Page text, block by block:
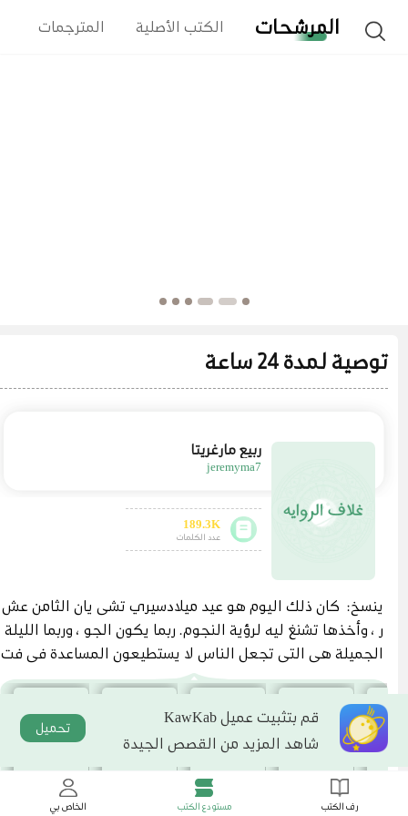
المترجمات الكتب الأصلية المرشحات
توصية لمدة 24 ساعة
ربيع مارغريتا
jeremyma7
189.3K
عدد الكلمات
ينسخ: كان ذلك اليوم هو عيد ميلادسيري تشى يان الثامن عش
ر ، وأخذها تشنغ ليه لرؤية النجوم. ربما يكون الجو ، وربما الليلة
الجميلة هي التي تجعل الناس لا يستطيعون المساعدة في فت
ح قلوبهم. نظر سيري تشى يان إلى النجوم في السماء وقال ،
ها زوج من العيون السوداء. ابتسمسيري تشى يان بخفة وسأله
مرة أخرى ، "إذا كنت معك ، فما نوع الوعد الذي يمكن أن تع
طيني إياه؟" كانت تعلم أنه سؤال صعب ، وعرفت إلى أي مدى
يمكن أن يكون الوعد بشاب يبلغ من العمر 18 عامًا حقيقيًا. لك
قم بتثبيت عميل KawKab
شاهد المزيد من القصص الجيدة
تحميل
الخاص بي مستودع الكتب رف الكتب